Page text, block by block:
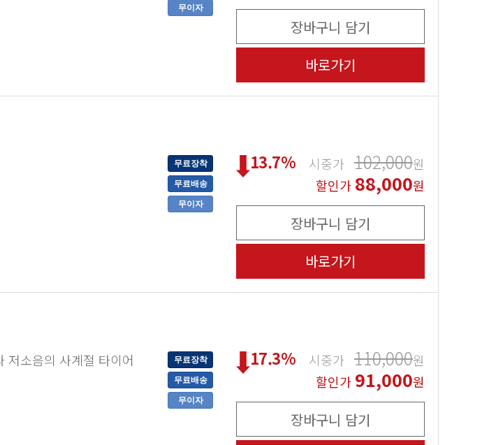
무이자
장바구니 담기
바로가기
무료장착
무료배송
무이자
13.7% 시중가 102,000원
할인가 88,000원
장바구니 담기
바로가기
저소음의 사계절 타이어 무료장착
무료배송
무이자
17.3% 시중가 110,000원
할인가 91,000원
장바구니 담기